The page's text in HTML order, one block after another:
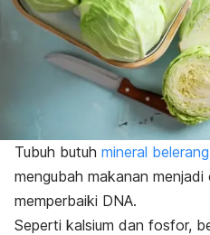
Tubuh butuh mineral belerang
mengubah makanan
memperbaiki DNA.
Seperti kalsium dan fosfor,